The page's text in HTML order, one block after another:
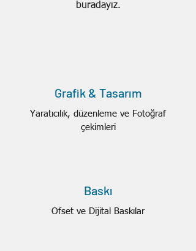
buradayız.
Grafik & Tasarım
Yaratıcılık, düzenleme ve Fotoğraf
çekimleri
Baskı
Ofset ve Dijital Baskılar